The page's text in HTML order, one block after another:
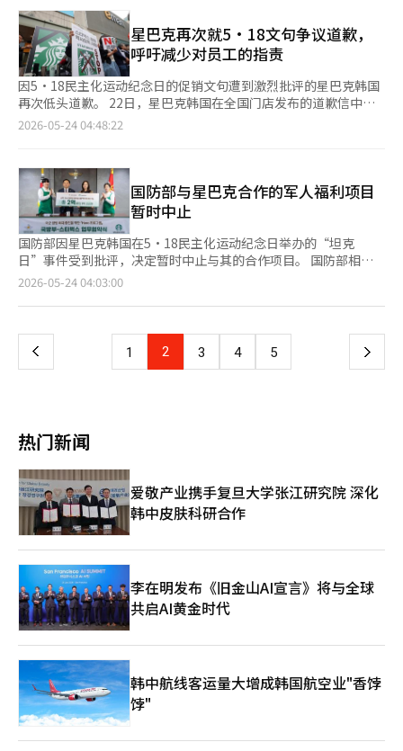
争议时，认为需要尽快取消的情况下，可以随时取消。 各个负责
表彰的部门如果向行政安全部请求取消表彰对象，行政安全部将对
此进行审核，并将其作为议题提交国务会议等进行讨论。※ 本报
道经人工智能（AI）系统翻译与编辑。
过度，正在保持警惕。”并补充道：“必要时将采取果断措施。”
当天，首尔外汇市场上，韩元对美元汇率较前一交易日上涨11.1韩
元，收于1517.2韩元。这是自上个月2日（1519.7韩元）以来的最
高水平。 汇率开盘时为1504.7韩元，随后转为上涨，下午涨幅扩
大。盘中一度触及1519.4韩元，逼近1520韩元。盘中高点也是自
上个月2日（1524.1韩元）以来的最高水平。 ‘国民参与型成长基
金’首日即售罄，投资者热情高涨 ‘国民参与型成长基金’在首
日即在线售罄，显示出强烈的市场关注。由于该基金投资于先进战
与。 根据22日金融界的消息，五大银行（KB国民、信韩、 하나、
我们的、NH农协）的国民参与成长基金销售量已全部售罄。五大
银行的配额为国民银行650亿韩元，信韩、 하나、我们的各450亿
韩元，农协银行200亿韩元，总计2200亿韩元。 许多客户亲自前
往银行网点申请，部分网点因担心配额售罄，甚至在开门前就开始
排队。 未来资产证券、KB证券、代信证券等主要证券公司也已售
罄国民参与成长基金的在线销售配额。 首尔市长选举形势逆转，
候选人支持率接近 距离6·3地方选举还有12天，首尔市长选举形
势变得异常紧张。民调显示，国民力量候选人吴世勋在误差范围内
根据22日发布的民调结果，吴世勋候选人支持率为44.8%，郑元昊
候选人支持率为42.0%，两者之间的差距为2.8个百分点，处于误
差范围内（±3.1个百分点）。 此次调查由调研公司ResearchWell
6.1%，选择“不了解”的比例为2.4%。 从性别上看，吴世勋在男
中，吴世勋支持率为50.5%，远超郑元昊（38.7%）。而在女性
中，郑元昊支持率为45.0%，高于吴世勋（39.6%）。 年龄层的支
持情况也十分明显。郑元昊在40、50岁群体中占优，而吴世勋在
20、30岁和70岁以上群体中表现突出。特别是吴世勋在30岁群体
过半数。相对而言，郑元昊在40岁（58.5%）和50岁（57.7%）群
体中表现较好。 三星电子薪资谈判投票首日投票率超66%，员工
情绪高涨 三星电子与工会的2026年薪资谈判初步协议的支持与反
对投票已开始，首日晚上工会投票率已超过66%，显示出员工的快
速集结。 根据22日三星电子超企业工会三星电子分会的消息，截
至当日下午8时25分，投票率为66.16%。全国三星电子工会的投
票率也达到了69.15%。 此次投票是针对20日双方达成的‘2026年
薪资谈判初步协议’进行的支持与反对的程序。投票将持续到27日
上午，若过半数的工会成员参与并支持，则最终通过。 初步协议
包括平均薪资6.2%的上涨、设立半导体特别经营成果奖金、引入
最高5亿韩元的住房贷款制度等内容。 特别是在半导体领域，决定
星巴克再次就5·18文句争议道歉，
呼吁减少对员工的指责
因5·18民主化运动纪念日的促销文句遭到激烈批评的星巴克韩国
再次低头道歉。 22日，星巴克韩国在全国门店发布的道歉信中表
示：“对于给5·18民主化运动的英灵和遗属、国民们带来的巨大
时，呼吁大家“恳请对每时每刻尽心尽力的伙伴们的指责有所节
制”。 此外，他们还表示：“感谢顾客们能给予伙伴们温暖的关
怀，让他们能够安心工作。” 星巴克韩国在5·18民主化运动纪念
日当天进行的保温杯促销中使用了“坦克日”和“桌子上啪！”等
文句，引发争议。此后，门店员工遭到抗议和指责，因此通过追加
道歉信来保护现场员工。 星巴克韩国还在进行内部整顿。20日，
他们在首尔江南总部召开了针对员工的市政厅会议，分享了争议的
经过和应对情况。据悉，会议上约有150名总部员工参加。 在会议
上，管理层表示希望能平息因近期争议和高管更换而变得混乱的组
（AI）系统翻译与编辑。
2026-05-24 04:48:22
国防部与星巴克合作的军人福利项目
暂时中止
国防部因星巴克韩国在5·18民主化运动纪念日举办的“坦克
日”事件受到批评，决定暂时中止与其的合作项目。 国防部相关
人士于22日表示：“国防部已决定暂时中止与星巴克韩国的偏远部
虑公众情绪及星巴克韩国的社会责任立场，未来将谨慎决定方
合作协议，计划在偏远部队提供饮料支持、为殉职及受伤军人子女
提供奖学金、以及为即将退役的军人提供就业支持项目等方面展开
动。 随着星巴克韩国“坦克日”营销引发的争议，社会各界，包
括政府部门，纷纷出现抵制行动。 行政安全部部长尹浩中在前一
天通过社交媒体表示：“此次事件将促使行政安全部不再提供轻视
民主历史和价值或将其作为商业素材的企业商品。” 此前，国家
荣誉部部长权吴乙也对星巴克韩国在5·18民主化运动纪念日当天
的“坦克日”营销表示“深感遗憾”。 据悉，荣誉部在此次争议
后，已对过去2至3年内在自办活动中使用星巴克商品券的情况进行
了全面调查，并下达了暂时不使用的内部指示。 ※ 本报道经人工
智能（AI）系统翻译与编辑。
2026-05-24 04:03:00
上
页
1 2 3 4 5 下
热门新闻
爱敬产业携手复旦大学张江研究院 深化
韩中皮肤科研合作
李在明发布《旧金山AI宣言》将与全球
共启AI黄金时代
韩中航线客运量大增成韩国航空业"香饽
饽"